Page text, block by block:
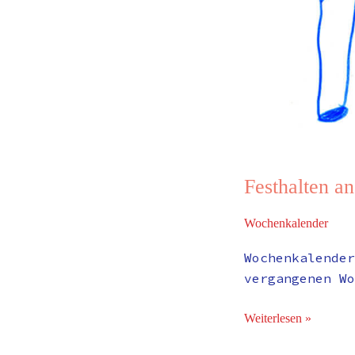
Festhalten
Wochenkalender
vergangenen
Weiterlesen »